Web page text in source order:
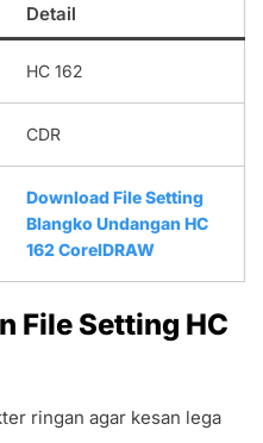
Detail
HC 162
CDR
Download File Setting
Blangko Undangan HC
162 CorelDRAW
File Setting HC
ringan agar kesan lega